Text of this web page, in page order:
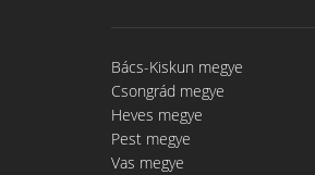
Bács-Kiskun megye
Csongrád megye
Heves megye
Pest megye
Vas megye